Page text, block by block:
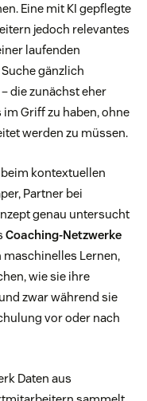
Eine mit KI gepflegte
jedoch relevantes
laufenden
gänzlich
die zunächst eher
Griff zu haben, ohne
werden zu müssen.
kontextuellen
Partner bei
genau untersucht
Coaching-Netzwerke
maschinelles Lernen,
wie sie ihre
zwar während sie
vor oder nach
Daten aus